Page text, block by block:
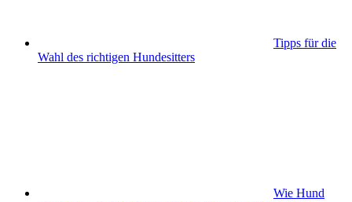
Tipps für die
Wahl des richtigen Hundesitters
Wie Hund